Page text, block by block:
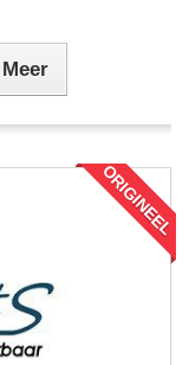
Meer
ORIGINEEL